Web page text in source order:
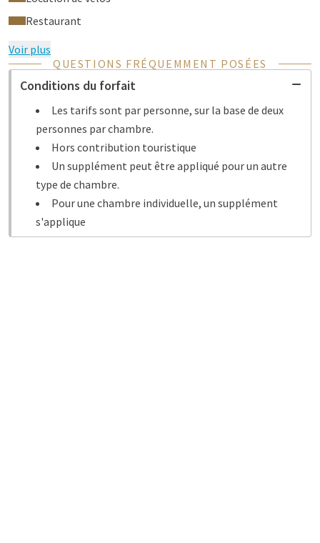
Restaurant
Voir plus
QUESTIONS FRÉQUEMMENT POSÉES
Conditions du forfait
Les tarifs sont par personne, sur la base de deux
personnes par chambre.
Hors contribution touristique
Un supplément peut être appliqué pour un autre
type de chambre.
Pour une chambre individuelle, un supplément
s'applique